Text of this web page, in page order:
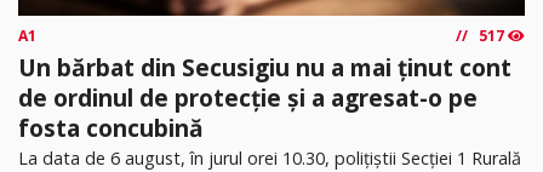
A1 517
Un bărbat din Secusigiu nu a mai ținut cont
de ordinul de protecție și a agresat-o pe
fosta concubină
​La data de 6 august, în jurul orei 10.30, polițiștii Secției 1 Rurală